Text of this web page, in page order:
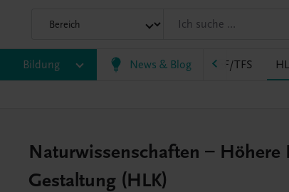
Bildung News & Blog
EWF/ZWF HAK HAS HF/TFS
Naturwissenschaften –
Gestaltung (HLK)